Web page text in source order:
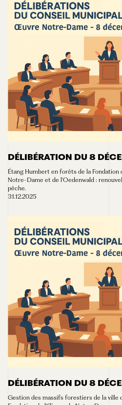
DÉLIBÉRATION DU 8
Étang Humbert en forêts de la
Notre-Dame et de l'Oedenwald :
pêche.
31.12.2025
DÉLIBÉRATION DU 8
Gestion des massifs forestiers de la ville